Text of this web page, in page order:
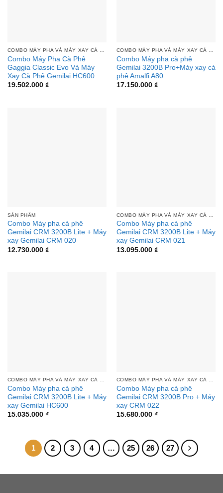
Combo Máy Pha Cà Phê
Gaggia Classic Evo Và Máy
Xay Cà Phê Gemilai HC600
19.502.000 ₫
Combo Máy pha cà phê
Gemilai 3200B Pro+Máy xay cà
phê Amalfi A80
17.150.000 ₫
SẢN PHẨM
Combo Máy pha cà phê
Gemilai CRM 3200B Lite + Máy
xay Gemilai CRM 020
12.730.000 ₫
Combo Máy pha cà phê
Gemilai CRM 3200B Lite + Máy
xay Gemilai CRM 021
13.095.000 ₫
COMBO MÁY PHA VÀ MÁY XAY CÀ PHÊ
Combo Máy pha cà phê
Gemilai CRM 3200B Lite + Máy
xay Gemilai HC600
15.035.000 ₫
COMBO MÁY PHA VÀ MÁY XAY CÀ PHÊ
Combo Máy pha cà phê
Gemilai CRM 3200B Pro + Máy
xay CRM 022
15.680.000 ₫
1 2 3 4 … 25 26 27